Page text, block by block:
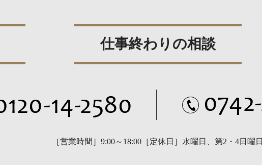
仕事終わりの相談
［営業時間］9:00～18:00 ［定休日］水曜日、第2・4日曜日